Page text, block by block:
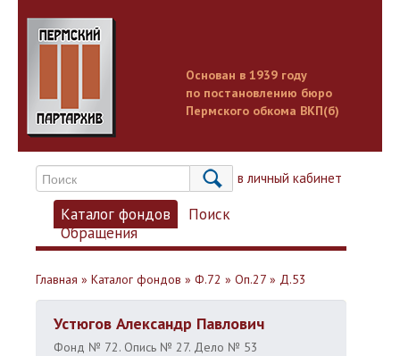
Основан в 1939 году
по постановлению бюро
Пермского обкома ВКП(б)
Вход в личный кабинет
Каталог фондов
Поиск
Обращения
Главная » Каталог фондов » Ф.72 » Оп.27 » Д.53
Устюгов Александр Павлович
Фонд № 72. Опись № 27. Дело № 53